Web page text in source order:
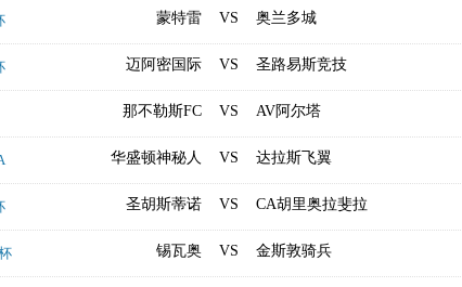
蒙特雷 VS 奥兰多城
迈阿密国际 VS 圣路易斯竞技
那不勒斯FC VS AV阿尔塔
华盛顿神秘人 VS 达拉斯飞翼
圣胡斯蒂诺 VS CA胡里奥拉斐拉
锡瓦奥 VS 金斯敦骑兵